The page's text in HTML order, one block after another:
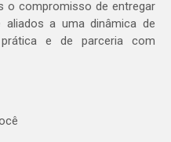
o compromisso de entregar
aliados a uma dinâmica de
e de parceria com